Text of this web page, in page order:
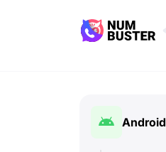
Android